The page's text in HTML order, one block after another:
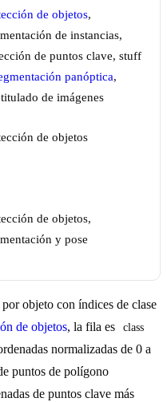
de objetos,
de instancias,
de puntos clave, stuff
panóptica,
de imágenes
de objetos
de objetos,
y pose
objeto con índices de clase
de objetos, la fila es
class
normalizadas de 0 a
puntos de polígono
de puntos clave más